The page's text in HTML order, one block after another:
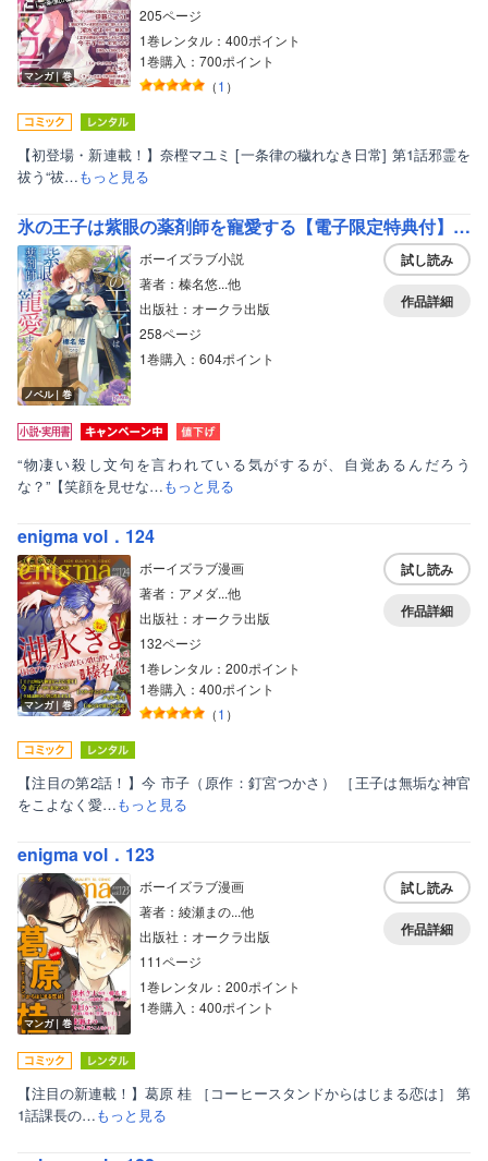
マンガ｜巻
205ページ
1巻レンタル：400ポイント
1巻購入：700ポイント
（1 ）
【初登場・新連載！】奈樫マユミ [一条律の穢れなき日常] 第1話邪霊を
祓う“祓…もっと見る
氷の王子は紫眼の薬剤師を寵愛する【電子限定特典付】【イラスト入り】
ノベル｜巻
ボーイズラブ小説
著者：榛名悠...他
出版社：オークラ出版
258ページ
1巻購入：604ポイント
試し読み
作品詳細
“物凄い殺し文句を言われている気がするが、自覚あるんだろう
な？”【笑顔を見せな…もっと見る
enigma vol．124
マンガ｜巻
ボーイズラブ漫画
著者：アメダ...他
出版社：オークラ出版
132ページ
1巻レンタル：200ポイント
1巻購入：400ポイント
（1 ）
試し読み
作品詳細
【注目の第2話！】今 市子（原作：釘宮つかさ） ［王子は無垢な神官
をこよなく愛…もっと見る
enigma vol．123
マンガ｜巻
ボーイズラブ漫画
著者：綾瀬まの...他
出版社：オークラ出版
111ページ
1巻レンタル：200ポイント
1巻購入：400ポイント
試し読み
作品詳細
【注目の新連載！】葛原 桂 ［コーヒースタンドからはじまる恋は］ 第
1話課長の…もっと見る